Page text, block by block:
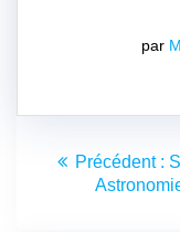
par
Précédent :